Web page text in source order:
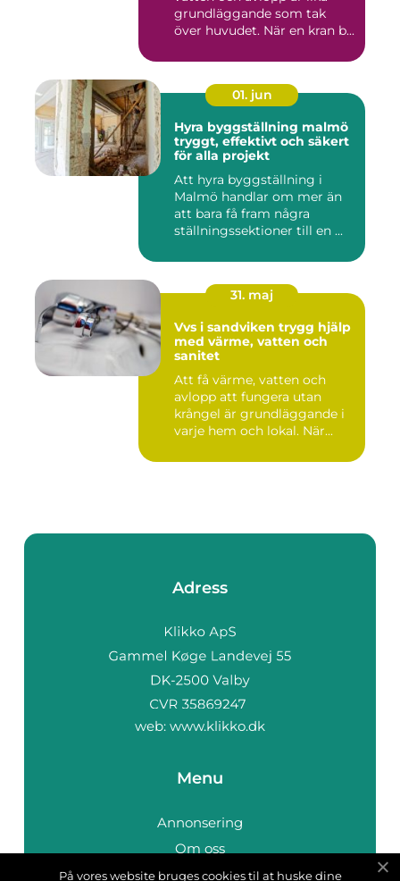
grundläggande som tak
över huvudet. När en kran b...
01. jun
Hyra byggställning malmö
tryggt, effektivt och säkert
för alla projekt
Att hyra byggställning i
Malmö handlar om mer än
att bara få fram några
ställningssektioner till en ...
31. maj
Vvs i sandviken trygg hjälp
med värme, vatten och
sanitet
Att få värme, vatten och
avlopp att fungera utan
krångel är grundläggande i
varje hem och lokal. När...
Adress
web: www.klikko.dk
Menu
Annonsering
Om oss
Cookies
På vores website bruges cookies til at huske dine